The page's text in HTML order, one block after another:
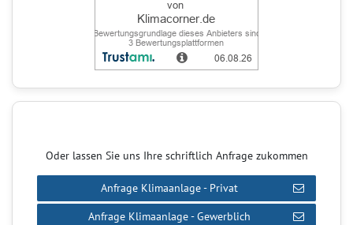
Oder lassen Sie uns Ihre schriftlich Anfrage zukommen
Anfrage Klimaanlage - Privat
Anfrage Klimaanlage - Gewerblich